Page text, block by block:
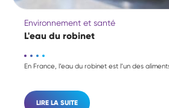
Environnement et santé
L'eau du robinet
En France, l’eau du robinet est l’un des
LIRE LA SUITE